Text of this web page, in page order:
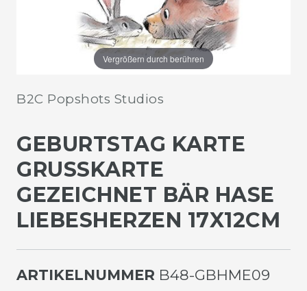
Vergrößern durch berühren
B2C Popshots Studios
GEBURTSTAG KARTE
GRUSSKARTE G
EZEICHNET BÄR HASE L
IEBESHERZEN 17X12CM
ARTIKELNUMMER B48-GBHME09